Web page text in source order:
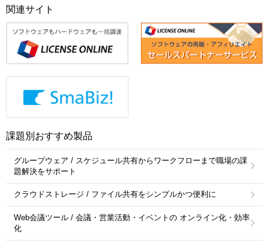
関連サイト
課題別おすすめ製品
グループウェア / スケジュール共有からワークフローまで職場の課
題解決をサポート
クラウドストレージ / ファイル共有をシンプルかつ便利に
Web会議ツール / 会議・営業活動・イベントの オンライン化・効率
化